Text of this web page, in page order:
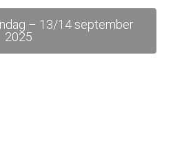
– 13/14 september
2025